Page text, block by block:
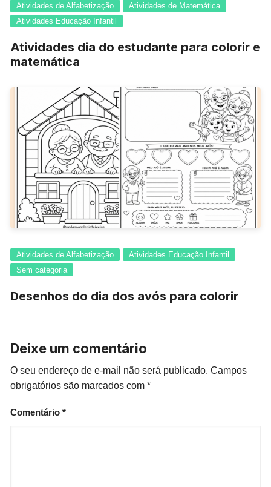
Atividades de Alfabetização
Atividades de Matemática
Atividades Educação Infantil
Atividades dia do estudante para colorir e
matemática
Atividades de Alfabetização
Atividades Educação Infantil
Sem categoria
Desenhos do dia dos avós para colorir
Deixe um comentário
O seu endereço de e-mail não será publicado. Campos
obrigatórios são marcados com*
Comentário*